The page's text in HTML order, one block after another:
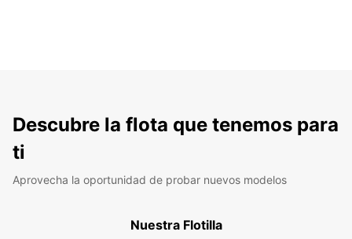
Descubre la flota que tenemos para
ti
Aprovecha la oportunidad de probar nuevos modelos
Nuestra Flotilla